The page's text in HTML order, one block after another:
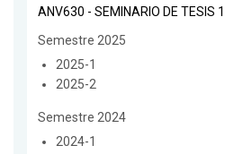
ANV630 - SEMINARIO DE TESIS 1
Semestre 2025
2025-1
2025-2
Semestre 2024
2024-1